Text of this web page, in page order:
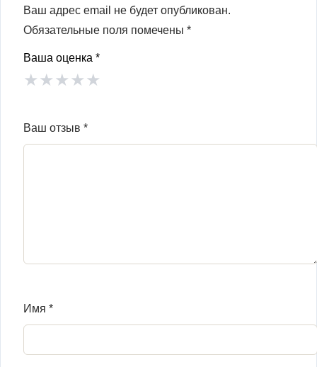
Ваш адрес email не будет опубликован.
Обязательные поля помечены *
Ваша оценка *
★★★★★
Ваш отзыв *
Имя *